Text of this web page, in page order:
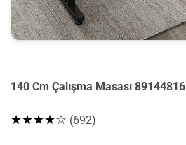
140 Cm Çalışma Masası 89144816
★★★★☆ (692)